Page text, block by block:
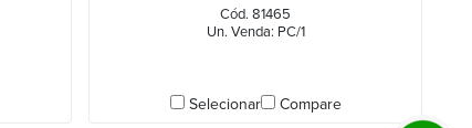
Cód. 81465
Un. Venda: PC/1
Selecionar Compare